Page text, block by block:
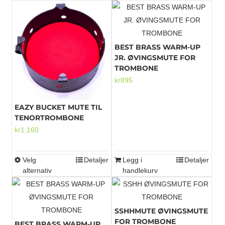
EAZY BUCKET MUTE TIL
TENORTROMBONE
kr1,160
Velg
alternativ
Dette
har
flere
varianter.
Detaljer
BEST BRASS WARM-UP
JR. ØVINGSMUTE FOR
TROMBONE
kr895
Legg i
handlekurv
Detaljer
SSHHMUTE ØVINGSMUTE
FOR TROMBONE